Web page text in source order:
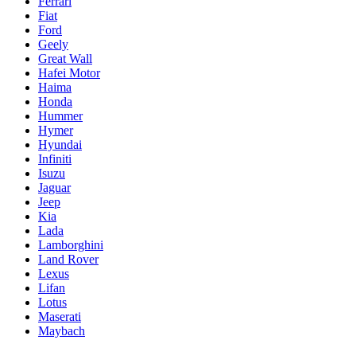
Fiat
Ford
Geely
Great Wall
Hafei Motor
Haima
Honda
Hummer
Hymer
Hyundai
Infiniti
Isuzu
Jaguar
Jeep
Kia
Lada
Lamborghini
Land Rover
Lexus
Lifan
Lotus
Maserati
Maybach